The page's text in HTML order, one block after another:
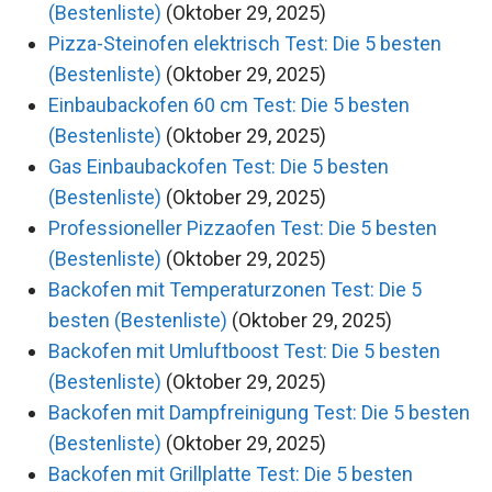
(Bestenliste) (Oktober 29, 2025)
Pizza-Steinofen elektrisch Test: Die 5 besten
(Bestenliste) (Oktober 29, 2025)
Einbaubackofen 60 cm Test: Die 5 besten
(Bestenliste) (Oktober 29, 2025)
Gas Einbaubackofen Test: Die 5 besten
(Bestenliste) (Oktober 29, 2025)
Professioneller Pizzaofen Test: Die 5 besten
(Bestenliste) (Oktober 29, 2025)
Backofen mit Temperaturzonen Test: Die 5
besten (Bestenliste) (Oktober 29, 2025)
Backofen mit Umluftboost Test: Die 5 besten
(Bestenliste) (Oktober 29, 2025)
Backofen mit Dampfreinigung Test: Die 5 besten
(Bestenliste) (Oktober 29, 2025)
Backofen mit Grillplatte Test: Die 5 besten